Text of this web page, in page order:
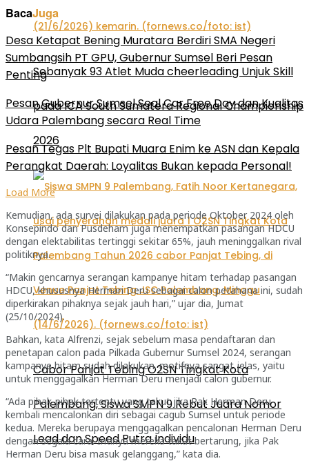
Sebanyak 93 Atlet Muda cheerleading Unjuk Skill
pada ICA South Sumatera Regional Championship
2026
Cabor Panjat Tebing O2SN Tingkat Kota
Palembang, Siswa SMPN 9 Rebut Juara Nomor
Lead dan Speed Putra Individu
BacaJuga
Desa Ketapat Bening Muratara Berdiri SMA Negeri
Sumbangsih PT GPU, Gubernur Sumsel Beri Pesan
Penting
Pesan Gubernur Sumsel Soal Car Free Day dan Kualitas
Udara Palembang secara Real Time
Pesan Tegas Plt Bupati Muara Enim ke ASN dan Kepala
Perangkat Daerah: Loyalitas Bukan kepada Personal!
Load More
Kemudian, ada survei dilakukan pada periode Oktober 2024 oleh
Konsepindo dan Pusdeham juga menempatkan pasangan HDCU
dengan elektabilitas tertinggi sekitar 65%, jauh meninggalkan rival
politiknya.
“Makin gencarnya serangan kampanye hitam terhadap pasangan
HDCU, khususnya Herman Deru sebagai calon petahana ini, sudah
diperkirakan pihaknya sejak jauh hari,” ujar dia, Jumat
(25/10/2024).
Bahkan, kata Alfrenzi, sejak sebelum masa pendaftaran dan
penetapan calon pada Pilkada Gubernur Sumsel 2024, serangan
kampanye hitam sudah dilakukan. motifnya sangat jelas, yaitu
untuk menggagalkan Herman Deru menjadi calon gubernur.
“Ada pihak-pihak tertentu yang takut jika Pak Herman Deru
kembali mencalonkan diri sebagai cagub Sumsel untuk periode
kedua. Mereka berupaya menggagalkan pencalonan Herman Deru
dengan segala cara. Intinya mereka takut bertarung, jika Pak
Herman Deru bisa masuk gelanggang,” kata dia.